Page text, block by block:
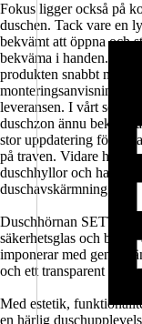
Fokus ligger också på
duschen. Tack vare en
bekvämt att öppna och
bekväma i handen. En
produkten snabbt med
monteringsanvisningen.
leveransen. I vårt
duschzon ännu
stor uppdatering för
på traven. Vidare har vi
duschhyllor och
duschavskärmning.
Duschhörnan SETTE
säkerhetsglas och
imponerar med
och ett transparent
Med estetik,
en härlig